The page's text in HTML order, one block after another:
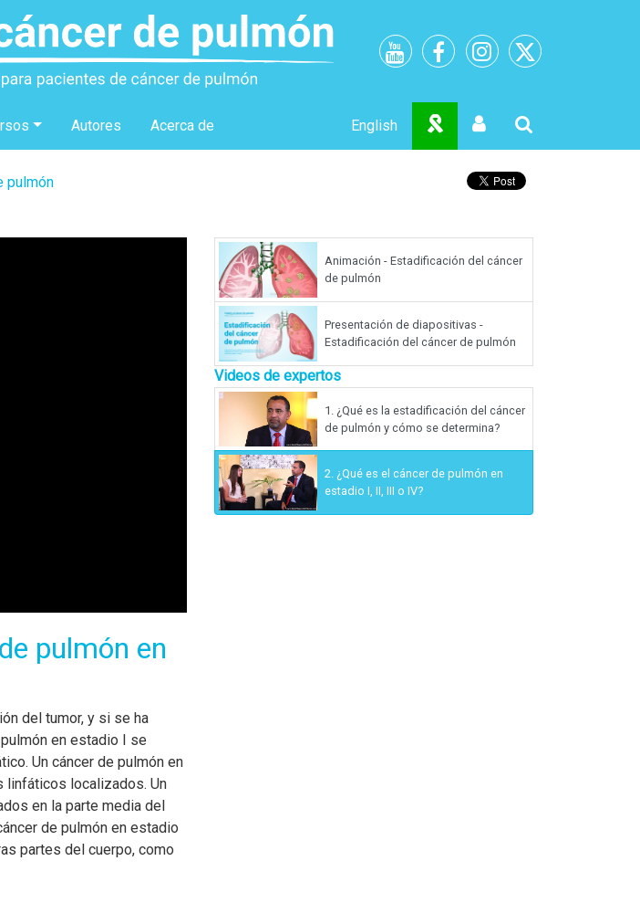
Autores Acerca de English
pulmón
pulmón en
del tumor, y si se ha
en estadio I se
Un cáncer de pulmón en
linfáticos localizados. Un
en la parte media del
de pulmón en estadio
partes del cuerpo, como
Animación - Estadificación del cáncer
de pulmón
Presentación de diapositivas -
Estadificación del cáncer de pulmón
Videos de expertos
1. ¿Qué es la estadificación del cáncer
de pulmón y cómo se determina?
2. ¿Qué es el cáncer de pulmón en
estadio I, II, III o IV?